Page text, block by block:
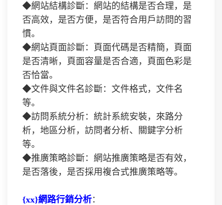
◆網站結構診斷：網站的結構是否合理，是
否高效，是否方便，是否符合用戶訪問的習
慣。
◆網站頁面診斷：頁面代碼是否精簡，頁面
是否清晰，頁面容量是否合適，頁面色彩是
否恰當。
◆文件與文件名診斷：文件格式，文件名
等。
◆訪問系統分析：統計系統安裝，來路分
析，地區分析，訪問者分析、關鍵字分析
等。
◆推廣策略診斷：網站推廣策略是否有效，
是否落後，是否採用複合式推廣策略等。
{xx}網路行銷分析：